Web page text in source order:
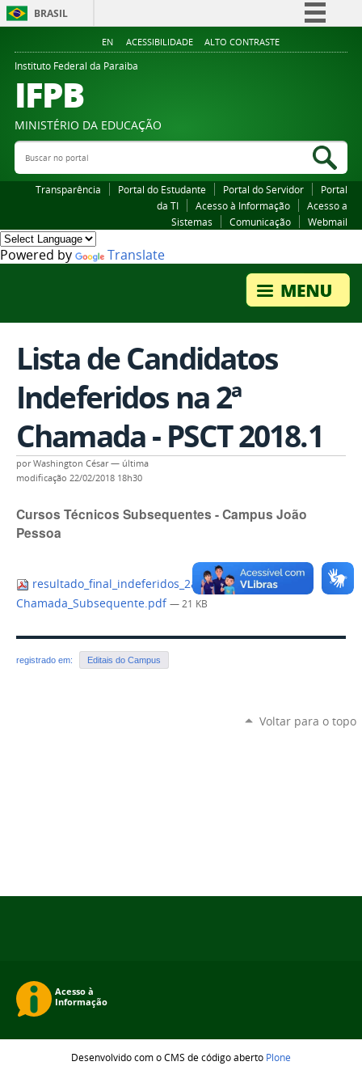
BRASIL
Simplifique!
Legislação
EN ACESSIBILIDADE ALTO CONTRASTE
Instituto Federal da Paraiba
IFPB
MINISTÉRIO DA EDUCAÇÃO
Buscar no portal
Transparência Portal do Estudante Portal do Servidor
Portal
da TI
Acesso à Informação
Acesso a
Sistemas
Comunicação Webmail
Powered by Translate
Lista de Candidatos
Indeferidos na 2ª
Chamada - PSCT 2018.1
porWashington César— última
modificação 22/02/2018 18h30
Cursos Técnicos Subsequentes - Campus João
Pessoa
resultado_final_indeferidos_2a
Chamada_Subsequente.pdf — 21 KB
registrado em: Editais do Campus
Voltar para o topo
Desenvolvido com o CMS de código aberto Plone